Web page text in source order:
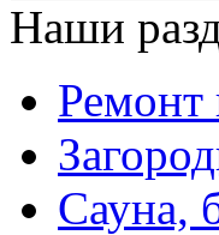
Наши
Ремонт
Сауна,